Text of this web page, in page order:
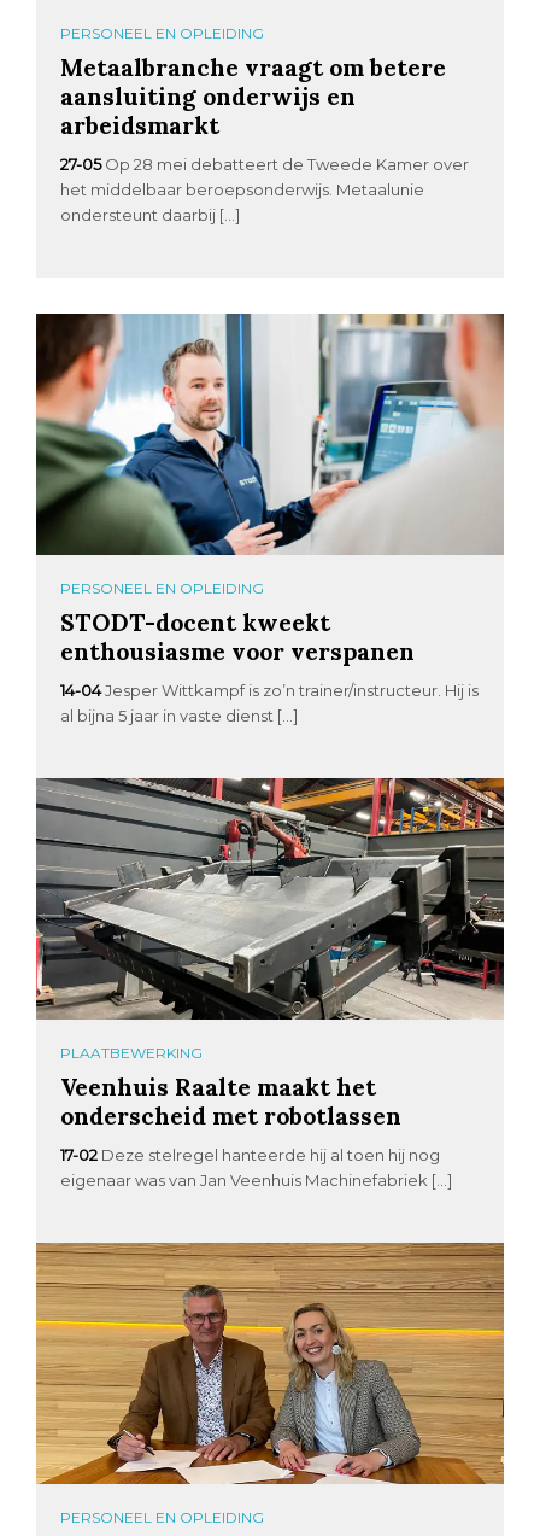
PERSONEEL EN OPLEIDING
Metaalbranche vraagt om betere
aansluiting onderwijs en
arbeidsmarkt
27-05 Op 28 mei debatteert de Tweede Kamer over
het middelbaar beroepsonderwijs. Metaalunie
ondersteunt daarbij […]
PERSONEEL EN OPLEIDING
STODT-docent kweekt
enthousiasme voor verspanen
14-04Jesper Wittkampf is zo’n trainer/instructeur. Hij is
al bijna 5 jaar in vaste dienst […]
PLAATBEWERKING
Veenhuis Raalte maakt het
onderscheid met robotlassen
17-02 Deze stelregel hanteerde hij al toen hij nog
eigenaar was van Jan Veenhuis Machinefabriek […]
PERSONEEL EN OPLEIDING